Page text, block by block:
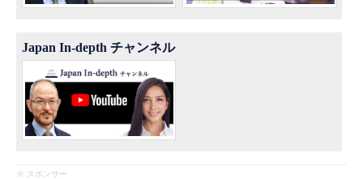
Japan In-depth チャンネル
※ スポンサー